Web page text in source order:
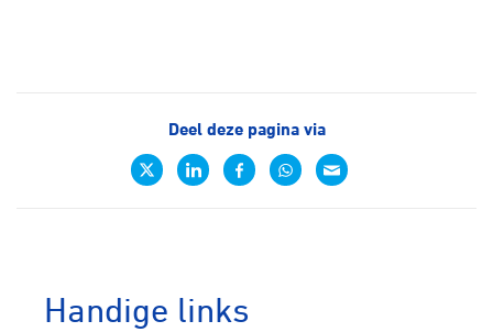
Deel deze pagina via
Handige links